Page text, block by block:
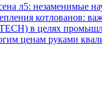
л5: незаменимые
котлованов:
в целях
ценам руками